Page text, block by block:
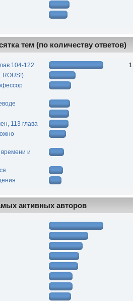
тем (по количеству ответов)
104-122
113 глава
и
активных авторов